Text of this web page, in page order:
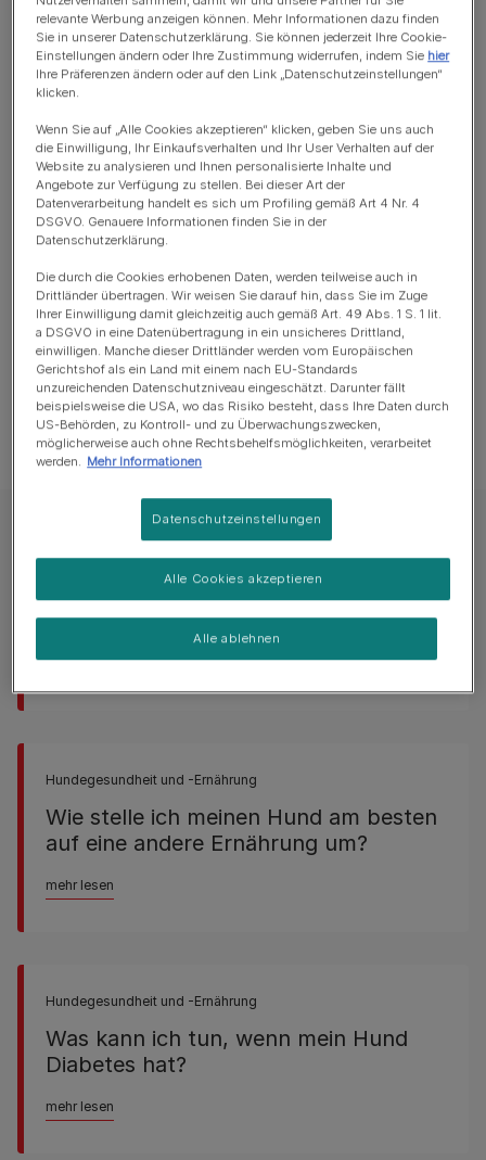
kombinieren und eine ausgewogene
Ernährung zu gewährleisten.
Du kannst zum Beispiel Trocken- und Feuchtnahrung
mischen oder verschiedene Sorten der gleichen Nahrung
kombinieren. Es ist wichtig, die Gesamtmenge des Futters
zu überwachen, um eine übermäßige Gewichtszunahme
oder -abnahme zu verhindern.
Ähnliche Fragen
Hundegesundheit und -Ernährung
Gibt es Trockenfutter für kleine
Hunderassen?
mehr lesen
Hundegesundheit und -Ernährung
Wie stelle ich meinen Hund am besten
auf eine andere Ernährung um?
mehr lesen
Hundegesundheit und -Ernährung
Was kann ich tun, wenn mein Hund
Diabetes hat?
mehr lesen
relevante Werbung anzeigen können. Mehr Informationen dazu finden
Sie in unserer Datenschutzerklärung. Sie können jederzeit Ihre Cookie-
Einstellungen ändern oder Ihre Zustimmung widerrufen, indem Sie hier
Ihre Präferenzen ändern oder auf den Link „Datenschutzeinstellungen“
klicken.
Wenn Sie auf „Alle Cookies akzeptieren“ klicken, geben Sie uns auch
die Einwilligung, Ihr Einkaufsverhalten und Ihr User Verhalten auf der
Website zu analysieren und Ihnen personalisierte Inhalte und
Angebote zur Verfügung zu stellen. Bei dieser Art der
Datenverarbeitung handelt es sich um Profiling gemäß Art 4 Nr. 4
DSGVO. Genauere Informationen finden Sie in der
Datenschutzerklärung.
Die durch die Cookies erhobenen Daten, werden teilweise auch in
Drittländer übertragen. Wir weisen Sie darauf hin, dass Sie im Zuge
Ihrer Einwilligung damit gleichzeitig auch gemäß Art. 49 Abs. 1 S. 1 lit.
a DSGVO in eine Datenübertragung in ein unsicheres Drittland,
einwilligen. Manche dieser Drittländer werden vom Europäischen
Gerichtshof als ein Land mit einem nach EU-Standards
unzureichenden Datenschutzniveau eingeschätzt. Darunter fällt
beispielsweise die USA, wo das Risiko besteht, dass Ihre Daten durch
US-Behörden, zu Kontroll- und zu Überwachungszwecken,
möglicherweise auch ohne Rechtsbehelfsmöglichkeiten, verarbeitet
werden. Mehr Informationen
Datenschutzeinstellungen
Alle ablehnen
Alle Cookies akzeptieren